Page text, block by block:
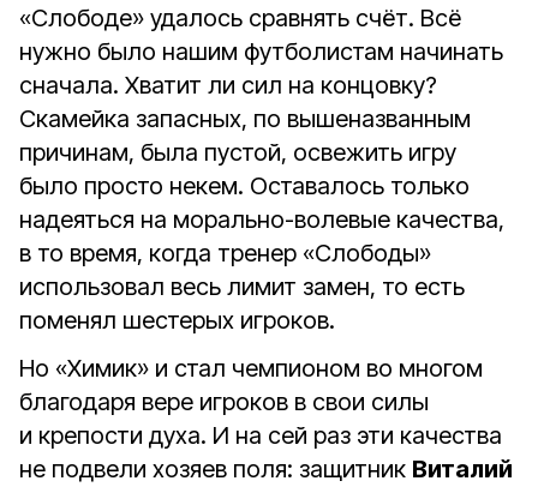
«Слободе» удалось сравнять счёт. Всё
нужно было нашим футболистам начинать
сначала. Хватит ли сил на концовку?
Скамейка запасных, по вышеназванным
причинам, была пустой, освежить игру
было просто некем. Оставалось только
надеяться на морально-волевые качества,
в то время, когда тренер «Слободы»
использовал весь лимит замен, то есть
поменял шестерых игроков.
Но «Химик» и стал чемпионом во многом
благодаря вере игроков в свои силы
и крепости духа. И на сей раз эти качества
не подвели хозяев поля: защитник Виталий